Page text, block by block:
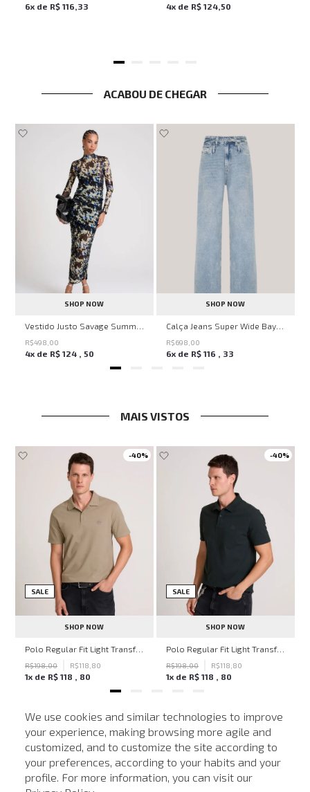
We use cookies and similar technologies to improve
your experience, making browsing more agile and
customized, and to customize the site according to
your preferences, according to your habits and your
profile. For more information, you can visit our
6x de R$ 116 33 4x de R$ 124 50
ACABOU DE CHEGAR
SHOP NOW
R$498 00
4x de R$ 124 , 50
SHOP NOW
R$698 00
6x de R$ 116 , 33
MAIS VISTOS
-40%
SALE
SHOP NOW
Polo Regular Fit Light Transfer Bege Médio John John Masculina
R$198,00 R$118 80
1x de R$ 118 80
-40%
SALE
SHOP NOW
Polo Regular Fit Light Transfer Verde Escuro John John Masculina
R$198,00 R$118 80
1x de R$ 118 80
NEWSLETTER
Cadastre seu e-mail para receber nossas novidades.